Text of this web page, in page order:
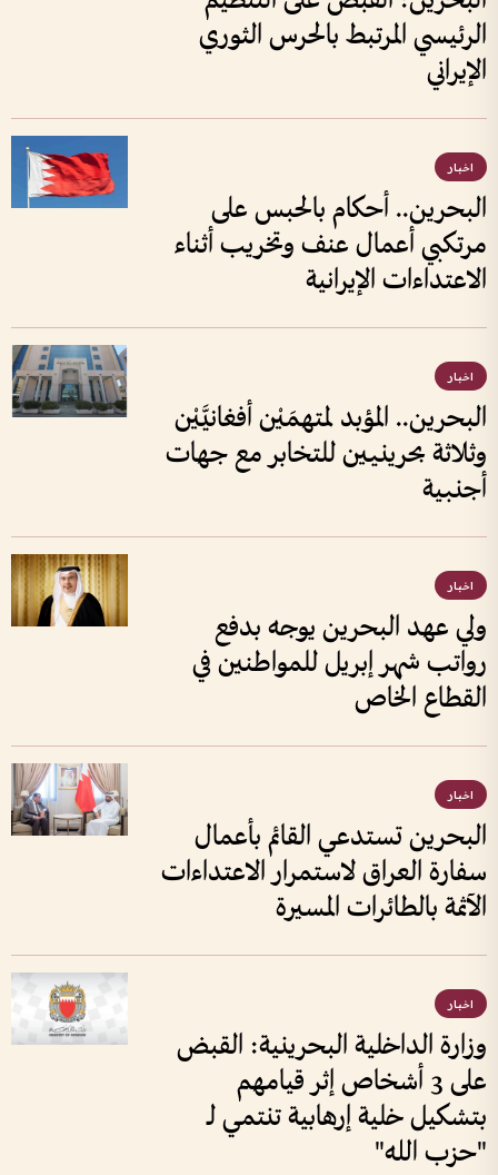
الرئيسي المرتبط بالحرس الثوري
الإيراني
اخبار
البحرين.. أحكام بالحبس على
مرتكبي أعمال عنف وتخريب أثناء
الاعتداءات الإيرانية
اخبار
البحرين.. المؤبد لمتهمَيْن أفغانيَّيْن
وثلاثة بحرينيين للتخابر مع جهات
أجنبية
اخبار
ولي عهد البحرين يوجه بدفع
رواتب شهر إبريل للمواطنين في
القطاع الخاص
اخبار
البحرين تستدعي القائم بأعمال
سفارة العراق لاستمرار الاعتداءات
الآثمة بالطائرات المسيرة
اخبار
وزارة الداخلية البحرينية: القبض
على 3 أشخاص إثر قيامهم
بتشكيل خلية إرهابية تنتمي لـ
"حزب الله"